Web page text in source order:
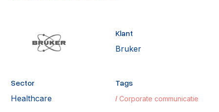
Klant
Bruker
Sector
Healthcare
Tags
Corporate communicatie